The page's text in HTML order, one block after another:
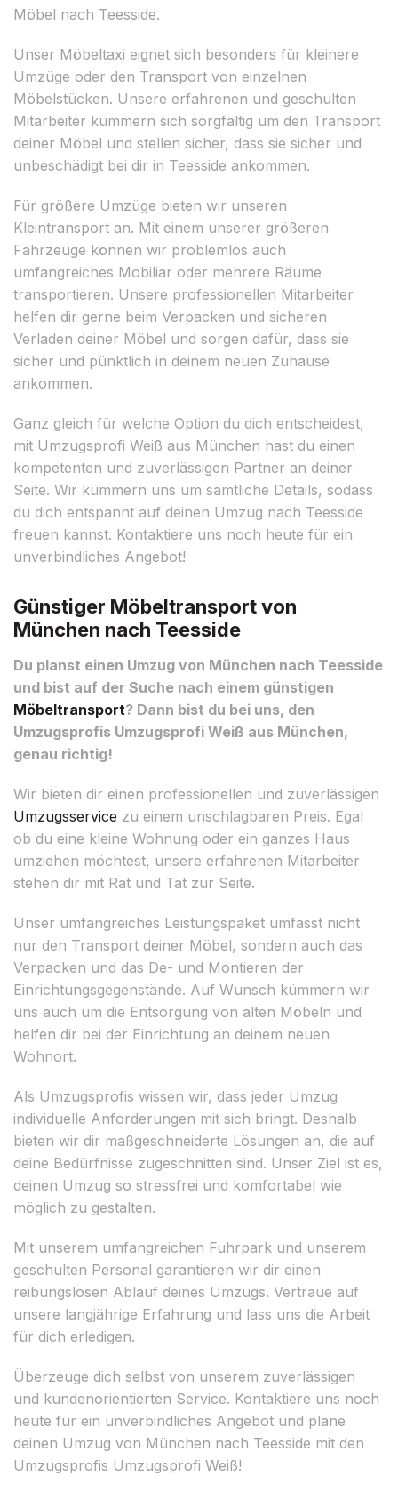
Möbel nach Teesside.
Unser Möbeltaxi eignet sich besonders für kleinere
Umzüge oder den Transport von einzelnen
Möbelstücken. Unsere erfahrenen und geschulten
Mitarbeiter kümmern sich sorgfältig um den Transport
deiner Möbel und stellen sicher, dass sie sicher und
unbeschädigt bei dir in Teesside ankommen.
Für größere Umzüge bieten wir unseren
Kleintransport an. Mit einem unserer größeren
Fahrzeuge können wir problemlos auch
umfangreiches Mobiliar oder mehrere Räume
transportieren. Unsere professionellen Mitarbeiter
helfen dir gerne beim Verpacken und sicheren
Verladen deiner Möbel und sorgen dafür, dass sie
sicher und pünktlich in deinem neuen Zuhause
ankommen.
Ganz gleich für welche Option du dich entscheidest,
mit Umzugsprofi Weiß aus München hast du einen
kompetenten und zuverlässigen Partner an deiner
Seite. Wir kümmern uns um sämtliche Details, sodass
du dich entspannt auf deinen Umzug nach Teesside
freuen kannst. Kontaktiere uns noch heute für ein
unverbindliches Angebot!
Günstiger Möbeltransport von
München nach Teesside
Du planst einen Umzug von München nach Teesside
und bist auf der Suche nach einem günstigen
Möbeltransport? Dann bist du bei uns, den
Umzugsprofis Umzugsprofi Weiß aus München,
genau richtig!
Wir bieten dir einen professionellen und zuverlässigen
Umzugsservice zu einem unschlagbaren Preis. Egal
ob du eine kleine Wohnung oder ein ganzes Haus
umziehen möchtest, unsere erfahrenen Mitarbeiter
stehen dir mit Rat und Tat zur Seite.
Unser umfangreiches Leistungspaket umfasst nicht
nur den Transport deiner Möbel, sondern auch das
Verpacken und das De- und Montieren der
Einrichtungsgegenstände. Auf Wunsch kümmern wir
uns auch um die Entsorgung von alten Möbeln und
helfen dir bei der Einrichtung an deinem neuen
Wohnort.
Als Umzugsprofis wissen wir, dass jeder Umzug
individuelle Anforderungen mit sich bringt. Deshalb
bieten wir dir maßgeschneiderte Lösungen an, die auf
deine Bedürfnisse zugeschnitten sind. Unser Ziel ist es,
deinen Umzug so stressfrei und komfortabel wie
möglich zu gestalten.
Mit unserem umfangreichen Fuhrpark und unserem
geschulten Personal garantieren wir dir einen
reibungslosen Ablauf deines Umzugs. Vertraue auf
unsere langjährige Erfahrung und lass uns die Arbeit
für dich erledigen.
Überzeuge dich selbst von unserem zuverlässigen
und kundenorientierten Service. Kontaktiere uns noch
heute für ein unverbindliches Angebot und plane
deinen Umzug von München nach Teesside mit den
Umzugsprofis Umzugsprofi Weiß!